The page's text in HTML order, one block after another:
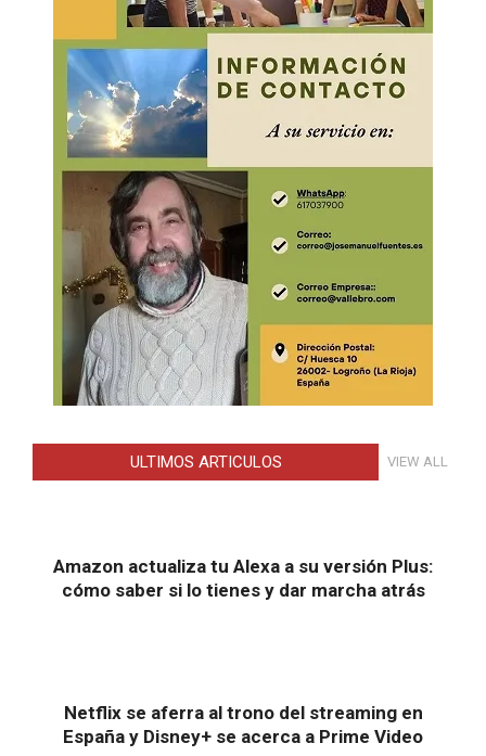
ULTIMOS ARTICULOS VIEW ALL
Amazon actualiza tu Alexa a su versión Plus:
cómo saber si lo tienes y dar marcha atrás
Netflix se aferra al trono del streaming en
España y Disney+ se acerca a Prime Video